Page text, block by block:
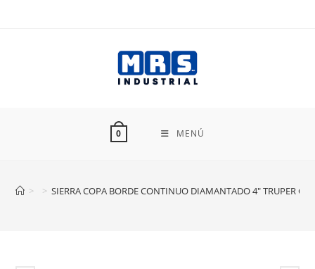
0 MENÚ
> > SIERRA COPA BORDE CONTINUO DIAMANTADO 4″ TRUPER